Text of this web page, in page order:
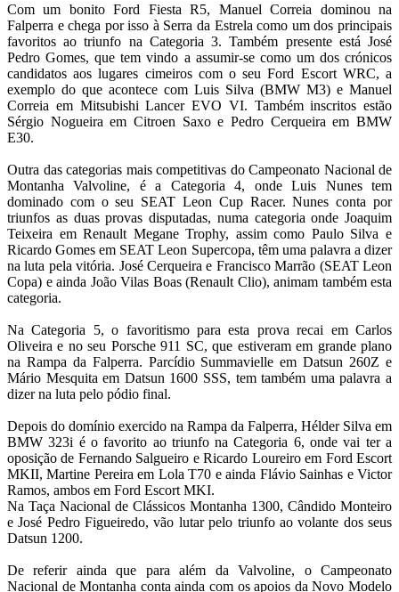
Com um bonito Ford Fiesta R5, Manuel Correia dominou na
Falperra e chega por isso à Serra da Estrela como um dos principais
favoritos ao triunfo na Categoria 3. Também presente está José
Pedro Gomes, que tem vindo a assumir-se como um dos crónicos
candidatos aos lugares cimeiros com o seu Ford Escort WRC, a
exemplo do que acontece com Luis Silva (BMW M3) e Manuel
Correia em Mitsubishi Lancer EVO VI. Também inscritos estão
Sérgio Nogueira em Citroen Saxo e Pedro Cerqueira em BMW
E30.
Outra das categorias mais competitivas do Campeonato Nacional de
Montanha Valvoline, é a Categoria 4, onde Luis Nunes tem
dominado com o seu SEAT Leon Cup Racer. Nunes conta por
triunfos as duas provas disputadas, numa categoria onde Joaquim
Teixeira em Renault Megane Trophy, assim como Paulo Silva e
Ricardo Gomes em SEAT Leon Supercopa, têm uma palavra a dizer
na luta pela vitória. José Cerqueira e Francisco Marrão (SEAT Leon
Copa) e ainda João Vilas Boas (Renault Clio), animam também esta
categoria.
Na Categoria 5, o favoritismo para esta prova recai em Carlos
Oliveira e no seu Porsche 911 SC, que estiveram em grande plano
na Rampa da Falperra. Parcídio Summavielle em Datsun 260Z e
Mário Mesquita em Datsun 1600 SSS, tem também uma palavra a
dizer na luta pelo pódio final.
Depois do domínio exercido na Rampa da Falperra, Hélder Silva em
BMW 323i é o favorito ao triunfo na Categoria 6, onde vai ter a
oposição de Fernando Salgueiro e Ricardo Loureiro em Ford Escort
MKII, Martine Pereira em Lola T70 e ainda Flávio Sainhas e Victor
Ramos, ambos em Ford Escort MKI.
Na Taça Nacional de Clássicos Montanha 1300, Cândido Monteiro
e José Pedro Figueiredo, vão lutar pelo triunfo ao volante dos seus
Datsun 1200.
De referir ainda que para além da Valvoline, o Campeonato
Nacional de Montanha conta ainda com os apoios da Novo Modelo